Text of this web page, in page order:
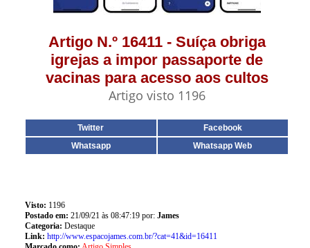
Artigo N.º 16411 - Suíça obriga
igrejas a impor passaporte de
vacinas para acesso aos cultos
Artigo visto 1196
Twitter
Facebook
Whatsapp
Whatsapp Web
Visto: 1196
Postado em: 21/09/21 às 08:47:19 por: James
Categoria: Destaque
Link: http://www.espacojames.com.br/?cat=41&id=16411